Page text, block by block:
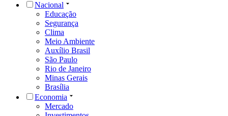
Nacional
Educação
Segurança
Clima
Meio Ambiente
Auxílio Brasil
São Paulo
Rio de Janeiro
Minas Gerais
Brasília
Economia
Mercado